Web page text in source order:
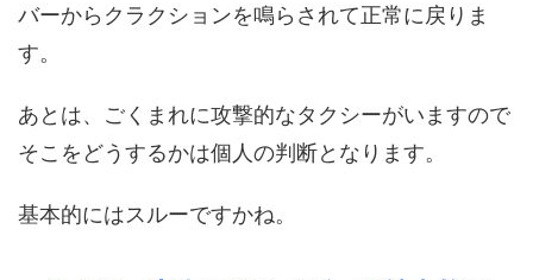
バーからクラクションを鳴らされて正常に戻りま
す。
あとは、ごくまれに攻撃的なタクシーがいますので
そこをどうするかは個人の判断となります。
基本的にはスルーですかね。